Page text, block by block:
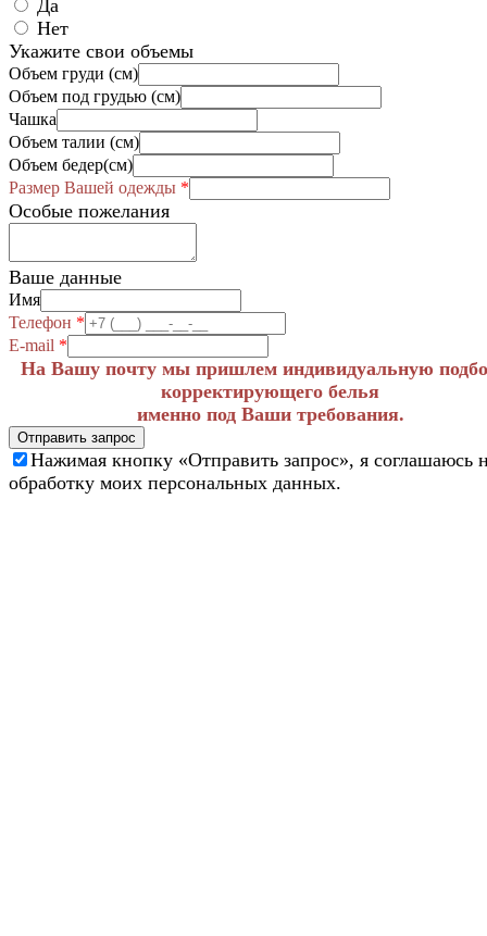
Да
Нет
Укажите свои объемы
Объем груди (см)
Объем под грудью (см)
Чашка
Объем талии (см)
Объем бедер(см)
Размер Вашей одежды *
Особые пожелания
Ваше данные
Имя
Телефон *
E-mail *
На Вашу почту мы пришлем индивидуальную
корректирующего белья
именно под Ваши требования.
Отправить запрос
Нажимая кнопку «Отправить запрос», я соглашаюсь
обработку моих персональных данных.